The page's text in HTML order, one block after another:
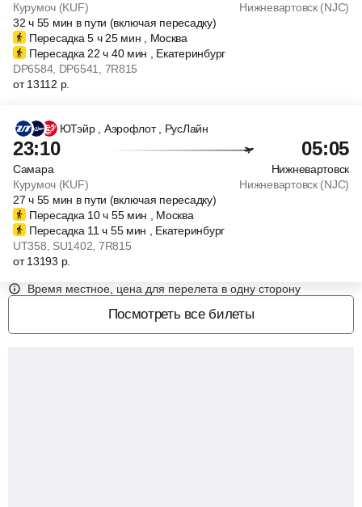
Курумоч (KUF)
Нижневартовск (NJC)
32ч55 мин в пути (включая пересадку)
Пересадка 5 ч25 мин , Москва
Пересадка 22ч 40 мин , Екатеринбург
DP6584, DP6541
, 7R815
от13112 р.
ЮТэйр , Аэрофлот , РусЛайн
23:10 05:05
Самара
Нижневартовск
Курумоч (KUF)
Нижневартовск (NJC)
27ч55 мин в пути (включая пересадку)
Пересадка 10ч 55 мин , Москва
Пересадка 11ч 55 мин , Екатеринбург
UT358 , SU1402 , 7R815
от13193 р.
Время местное, цена для перелета в одну сторону
Посмотреть все билеты